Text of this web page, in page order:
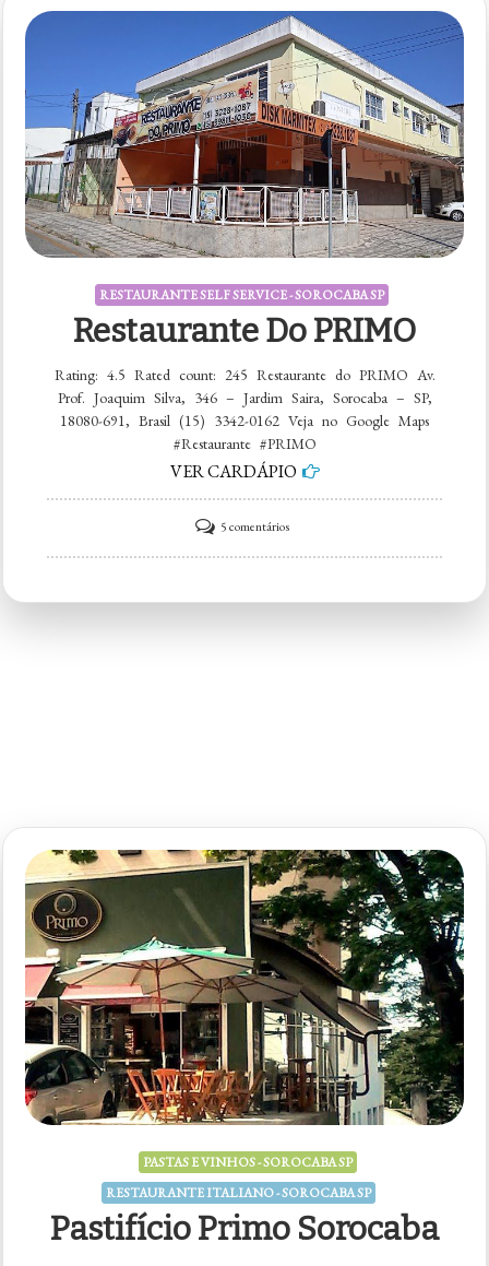
RESTAURANTE SELF SERVICE - SOROCABA SP
Restaurante Do PRIMO
Rating: 4.5 Rated count: 245 Restaurante do PRIMO Av.
Prof. Joaquim Silva, 346 – Jardim Saira, Sorocaba – SP,
18080-691, Brasil (15) 3342-0162 Veja no Google Maps
#Restaurante #PRIMO
VER CARDÁPIO
5 comentáriosem
Restaurante
PASTAS E VINHOS - SOROCABA SP
RESTAURANTE ITALIANO - SOROCABA SP
Pastifício Primo Sorocaba